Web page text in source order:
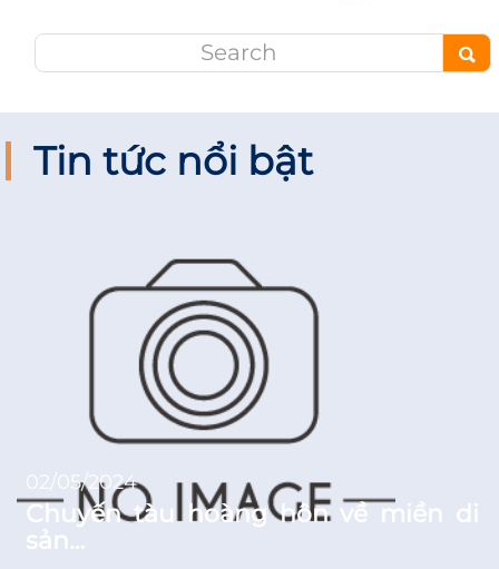
Tin tức nổi bật
02/05/2024
Chuyến tàu hoàng hôn về miền di
sản…